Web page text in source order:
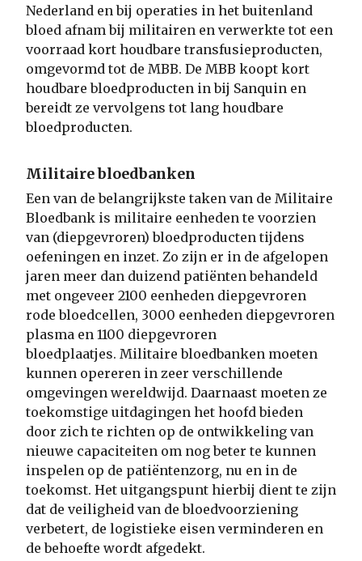
Nederland en bij operaties in het buitenland
bloed afnam bij militairen en verwerkte tot een
voorraad kort houdbare transfusieproducten,
omgevormd tot de MBB. De MBB koopt kort
houdbare bloedproducten in bij Sanquin en
bereidt ze vervolgens tot lang houdbare
bloedproducten.
Militaire bloedbanken
Een van de belangrijkste taken van de Militaire
Bloedbank is militaire eenheden te voorzien
van (diepgevroren) bloedproducten tijdens
oefeningen en inzet. Zo zijn er in de afgelopen
jaren meer dan duizend patiënten behandeld
met ongeveer 2100 eenheden diepgevroren
rode bloedcellen, 3000 eenheden diepgevroren
plasma en 1100 diepgevroren
bloedplaatjes. Militaire bloedbanken moeten
kunnen opereren in zeer verschillende
omgevingen wereldwijd. Daarnaast moeten ze
toekomstige uitdagingen het hoofd bieden
door zich te richten op de ontwikkeling van
nieuwe capaciteiten om nog beter te kunnen
inspelen op de patiëntenzorg, nu en in de
toekomst. Het uitgangspunt hierbij dient te zijn
dat de veiligheid van de bloedvoorziening
verbetert, de logistieke eisen verminderen en
de behoefte wordt afgedekt.